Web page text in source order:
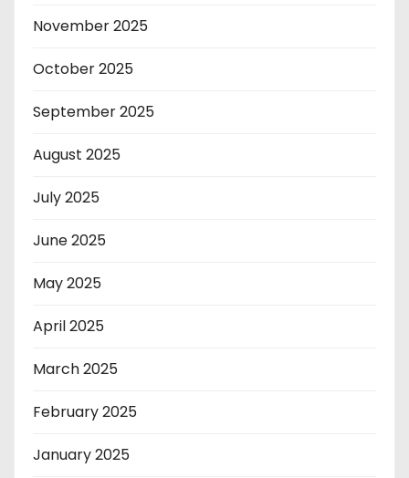
November 2025
October 2025
September 2025
August 2025
July 2025
June 2025
May 2025
April 2025
March 2025
February 2025
January 2025